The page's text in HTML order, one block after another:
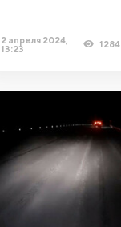
2 апреля 2024,
13:23
1284